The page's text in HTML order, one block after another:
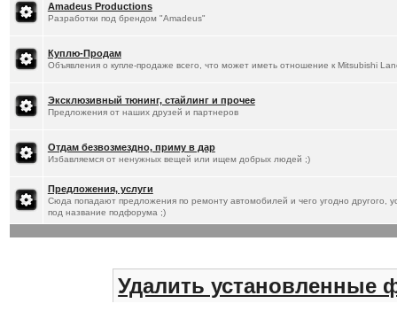
Amadeus Productions
Разработки под брендом "Amadeus"
Куплю-Продам
Объявления о купле-продаже всего, что может иметь отношение к Mitsubishi
Эксклюзивный тюнинг, стайлинг и прочее
Предложения от наших друзей и партнеров
Отдам безвозмездно, приму в дар
Избавляемся от ненужных вещей или ищем добрых людей ;)
Предложения, услуги
Сюда попадают предложения по ремонту автомобилей и чего угодно другого,
под название подфорума ;)
Удалить установленные